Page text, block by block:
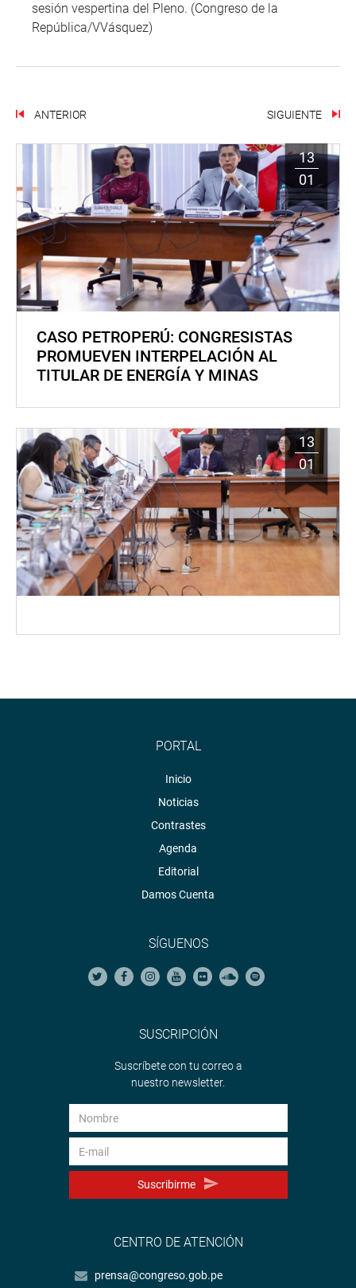
sesión vespertina del Pleno. (Congreso de la
República/VVásquez)
ANTERIOR SIGUIENTE
13
01
CASO PETROPERÚ: CONGRESISTAS
PROMUEVEN INTERPELACIÓN AL
TITULAR DE ENERGÍA Y MINAS
13
01
PORTAL
Inicio
Noticias
Contrastes
Agenda
Editorial
Damos Cuenta
SÍGUENOS
SUSCRIPCIÓN
Suscríbete con tu correo a
nuestro newsletter.
Suscribirme
CENTRO DE ATENCIÓN
prensa@congreso.gob.pe